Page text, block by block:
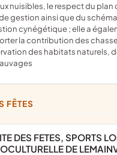
nuisibles, le respect du plan
gestion ainsi que du
cynégétique ; elle a
la contribution des
des habitats naturels,
FÊTES
DE